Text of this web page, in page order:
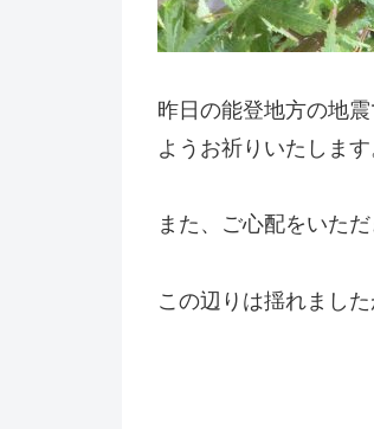
昨日の能登地方の地
ようお祈りいたします
また、ご心配をいた
この辺りは揺れました